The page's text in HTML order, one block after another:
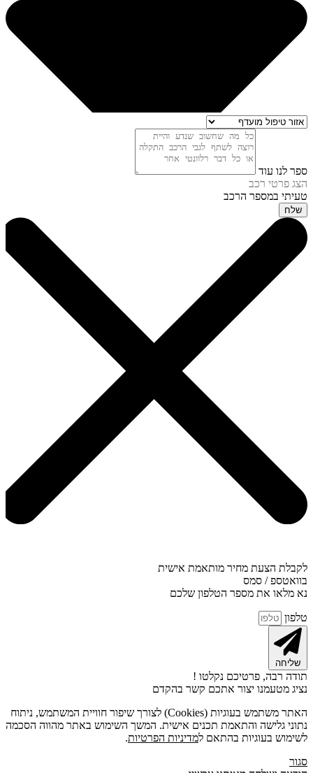
ספר לנו עוד
הצג פרטי רכב
טעיתי במספר הרכב
שלח
לקבלת הצעת מחיר מותאמת אישית
בוואטספ / סמס
נא מלאו את מספר הטלפון שלכם
טלפון
שליחה
תודה רבה, פרטיכם נקלטו !
נציג מטעמנו יצור אתכם קשר בהקדם
האתר משתמש בעוגיות (Cookies) לצורך שיפור חוויית המשתמש, ניתוח
נתוני גלישה והתאמת תכנים אישית. המשך השימוש באתר מהווה הסכמה
לשימוש בעוגיות בהתאם למדיניות הפרטיות.
סגור